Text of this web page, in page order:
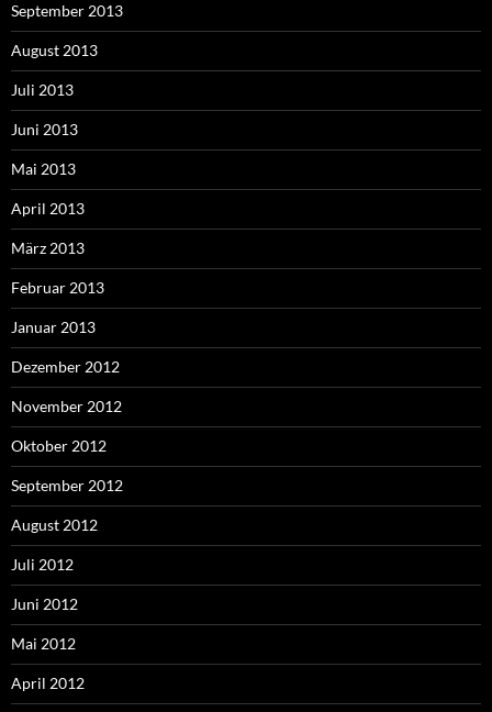
September 2013
August 2013
Juli 2013
Juni 2013
Mai 2013
April 2013
März 2013
Februar 2013
Januar 2013
Dezember 2012
November 2012
Oktober 2012
September 2012
August 2012
Juli 2012
Juni 2012
Mai 2012
April 2012